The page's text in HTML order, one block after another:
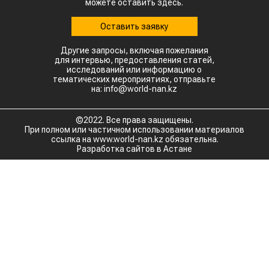
можете оставить здесь.
Оставить заявку
Другие запросы, включая пожелания
для интервью, предоставления статей,
исследований или информацию о
тематических мероприятиях, отправьте
на: info@world-nan.kz
©2022. Все права защищены.
При полном или частичном использовании материалов
ссылка на www.world-nan.kz обязательна.
Разработка сайтов в Астане